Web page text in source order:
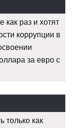
как раз и хотят
коррупции в
за евро с
только как